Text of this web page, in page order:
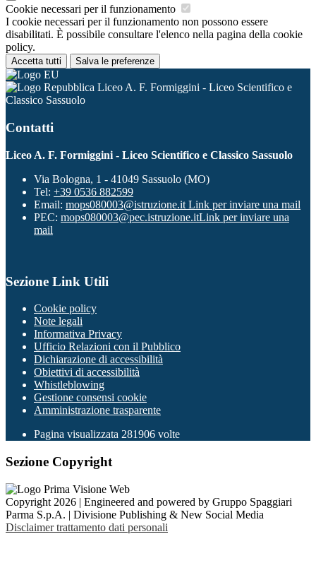
Cookie necessari per il funzionamento
I cookie necessari per il funzionamento non possono essere
disabilitati. È possibile consultare l'elenco nella pagina della cookie
policy.
Accetta tutti Salva le preferenze
Liceo A. F. Formiggini - Liceo Scientifico e
Classico Sassuolo
Contatti
Liceo A. F. Formiggini - Liceo Scientifico e Classico Sassuolo
Via Bologna, 1 - 41049 Sassuolo (MO)
Tel: +39 0536 882599
Email: mops080003@istruzione.it Link per inviare una mail
PEC: mops080003@pec.istruzione.itLink per inviare una
mail
Sezione Link Utili
Cookie policy
Note legali
Informativa Privacy
Ufficio Relazioni con il Pubblico
Dichiarazione di accessibilità
Obiettivi di accessibilità
Whistleblowing
Gestione consensi cookie
Amministrazione trasparente
Pagina visualizzata 281906 volte
Sezione Copyright
Copyright 2026 | Engineered and powered by Gruppo Spaggiari
Parma S.p.A. | Divisione Publishing & New Social Media
Disclaimer trattamento dati personali